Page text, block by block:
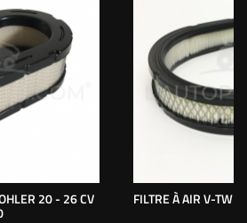
20 - 26 CV
FILTRE À AIR V-